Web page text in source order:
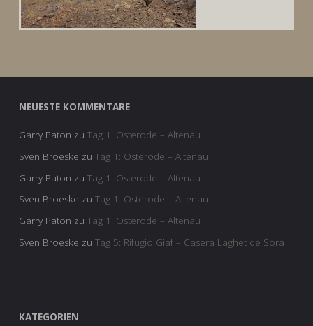
NEUESTE KOMMENTARE
Garry Paton zu Tag 1: Osterode – Altenau
Sven Broeske zu Tag 1: Osterode – Altenau
Garry Paton zu Tag 1: Osterode – Altenau
Sven Broeske zu Tag 1: Osterode – Altenau
Garry Paton zu Tag 1: Osterode – Altenau
Sven Broeske zu Tag 5: Rifugio Giaf – Casera Laghet de Sora
KATEGORIEN